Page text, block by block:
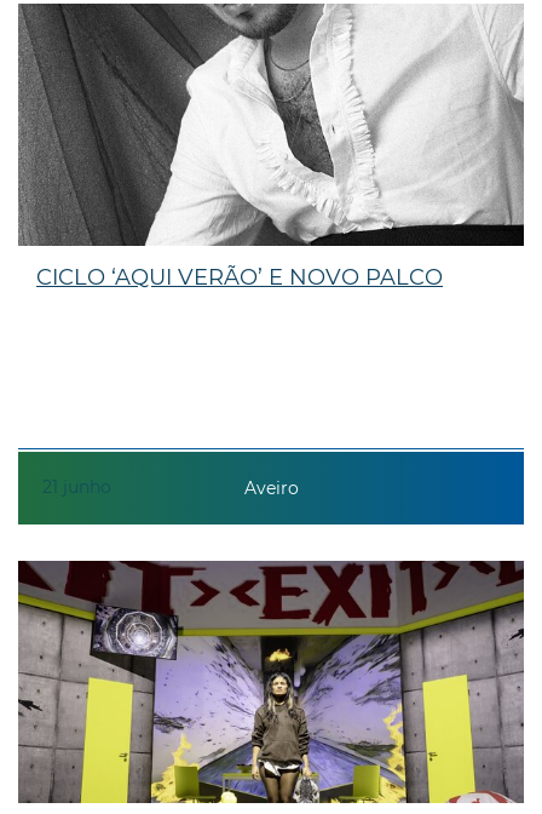
21 junho
CICLO ‘AQUI VERÃO’ E NOVO PALCO
Aveiro